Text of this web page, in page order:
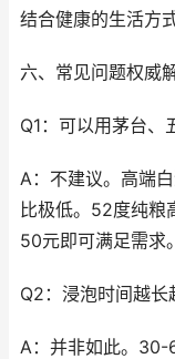
结合健康的生活方
六、常见问题权威
Q1：可以用茅台、
A：不建议。高端
比极低。52度纯
50元即可满足需求。
Q2：浸泡时间越长
A：并非如此。30-